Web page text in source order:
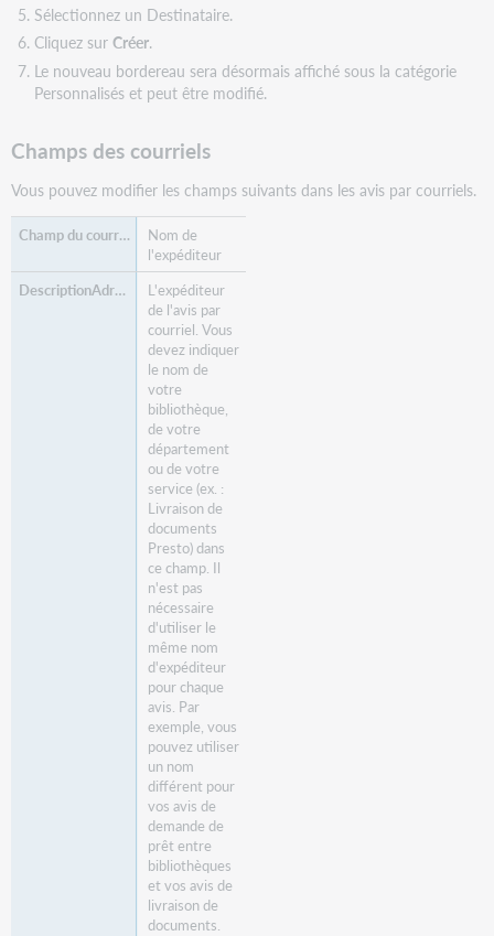
Sélectionnez un Destinataire.
Cliquez sur Créer.
Le nouveau bordereau sera désormais affiché sous la catégorie
Personnalisés et peut être modifié.
Champs des courriels
Vous pouvez modifier les champs suivants dans les avis par courriels.
Nom de
l'expéditeur
L'expéditeur
de l'avis par
courriel. Vous
devez indiquer
le nom de
votre
bibliothèque,
de votre
département
ou de votre
service (ex. :
Livraison de
documents
Presto) dans
ce champ. Il
n'est pas
nécessaire
d'utiliser le
même nom
d'expéditeur
pour chaque
avis. Par
exemple, vous
pouvez utiliser
un nom
différent pour
vos avis de
demande de
prêt entre
bibliothèques
et vos avis de
livraison de
documents.